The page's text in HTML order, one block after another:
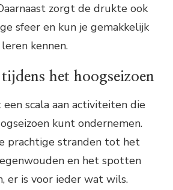
zorgt de drukte ook
sfeer en kun je gemakkelijk
kennen.
het hoogseizoen
een scala aan activiteiten die
kunt ondernemen.
prachtige stranden tot het
en het spotten
er is voor ieder wat wils.